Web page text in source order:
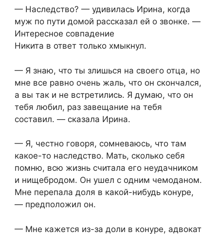
— Наследство? — удивилась Ирина, когда
муж по пути домой рассказал ей о звонке. —
Интересное совпадение
Никита в ответ только хмыкнул.
— Я знаю, что ты злишься на своего отца, но
мне все равно очень жаль, что он скончался,
а вы так и не встретились. Я думаю, что он
тебя любил, раз завещание на тебя
составил. — сказала Ирина.
— Я, честно говоря, сомневаюсь, что там
какое-то наследство. Мать, сколько себя
помню, всю жизнь считала его неудачником
и нищебродом. Он ушел с одним чемоданом.
Мне перепала доля в какой-нибудь конуре,
— предположил он.
— Мне кажется из-за доли в конуре, адвокат